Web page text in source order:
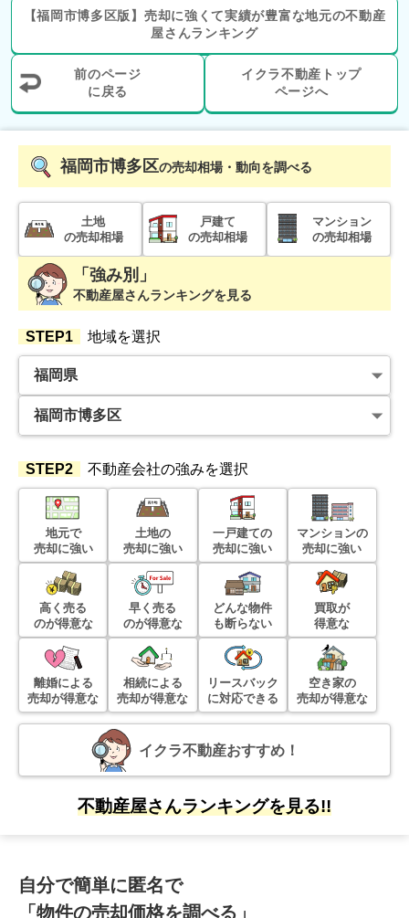
2022年10月
階 63㎡
階数:7階 専有面積: 40㎡
アンピール空港通り
ダイアパレスマインズ原
階数:2階 専有面積:49
2019年6月
朝日プラザ高取
階数:4階 専有面積:49
【福岡市博多区版】 売却に強くて実績が豊富な地元の不動産
屋さんランキング
前のページ
に戻る
イクラ不動産トップ
ページへ
福岡市博多区の売却相場・動向を調べる
土地
の売却相場
戸建て
の売却相場
マンション
の売却相場
「強み別」
不動産屋さんランキングを見る
STEP1 地域を選択
STEP2 不動産会社の強みを選択
地元で
売却に強い
土地の
売却に強い
一戸建ての
売却に強い
マンションの
売却に強い
高く売る
のが得意な
早く売る
のが得意な
どんな物件
も断らない
買取が
得意な
離婚による
売却が得意な
相続による
売却が得意な
リースバック
に対応できる
空き家の
売却が得意な
イクラ不動産おすすめ！
不動産屋さんランキングを見る!!
自分で簡単に匿名で
「物件の売却価格を調べる」